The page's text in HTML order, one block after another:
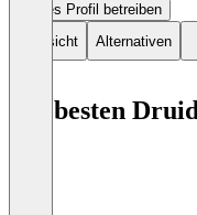
Dieses Profil betreiben
Übersicht
Alternativen
Die besten